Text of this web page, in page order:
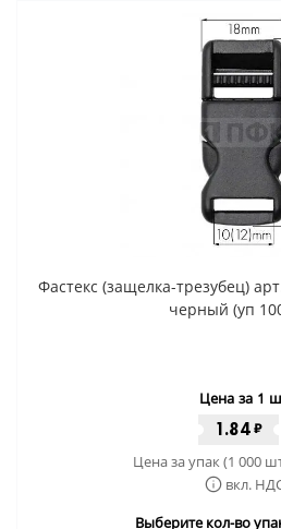
Фастекс (защелка-трезубец)
черный (уп
Цена за 1
1.84₽
Цена за упак (1 000
вкл.
Выберите кол-во